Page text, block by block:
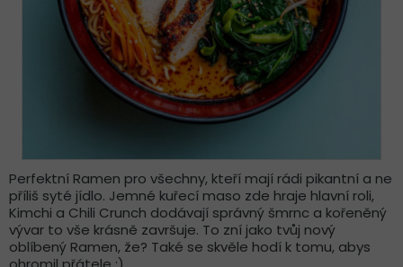
Perfektní Ramen pro všechny, kteří mají rádi pikantní a ne
příliš syté jídlo. Jemné kuřecí maso zde hraje hlavní roli,
Kimchi a Chili Crunch dodávají správný šmrnc a kořeněný
vývar to vše krásně završuje. To zní jako tvůj nový
oblíbený Ramen, že? Také se skvěle hodí k tomu, abys